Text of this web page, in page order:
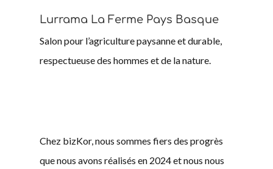
Lurrama La Ferme Pays Basque
Salon pour l’agriculture paysanne et durable,
respectueuse des hommes et de la nature.
Chez bizKor, nous sommes fiers des progrès
que nous avons réalisés en 2024 et nous nous